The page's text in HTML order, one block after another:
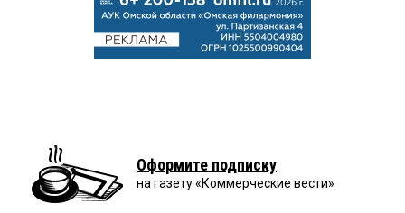
Оформите подписку
на газету «Коммерческие вести»